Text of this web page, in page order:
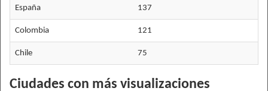
España 137
Colombia 121
Chile 75
Ciudades con más visualizaciones